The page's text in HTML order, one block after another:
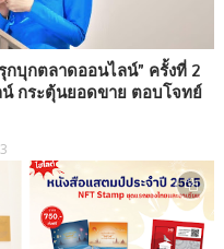
บุกตลาดออนไลน์” ครั้งที่ 2
กระตุ้นยอดขาย ตอบโจทย์